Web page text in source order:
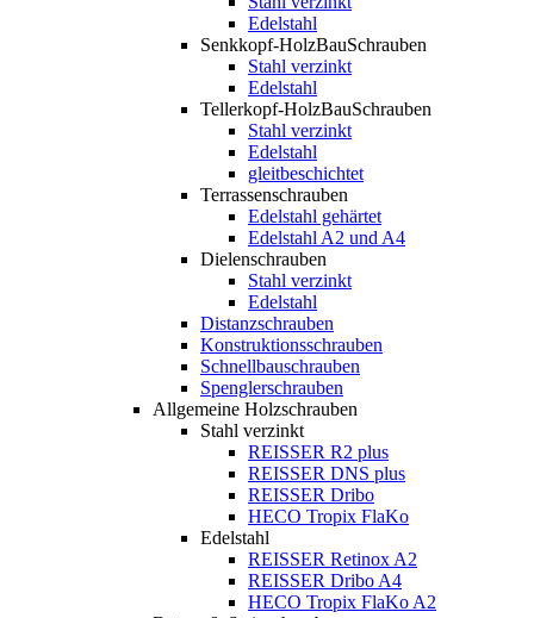
Edelstahl
Senkkopf-HolzBauSchrauben
Stahl verzinkt
Edelstahl
Tellerkopf-HolzBauSchrauben
Stahl verzinkt
Edelstahl
gleitbeschichtet
Terrassenschrauben
Edelstahl gehärtet
Edelstahl A2 und A4
Dielenschrauben
Stahl verzinkt
Edelstahl
Distanzschrauben
Konstruktionsschrauben
Schnellbauschrauben
Spenglerschrauben
Allgemeine Holzschrauben
Stahl verzinkt
REISSER R2 plus
REISSER DNS plus
REISSER Dribo
HECO Tropix FlaKo
Edelstahl
REISSER Retinox A2
REISSER Dribo A4
HECO Tropix FlaKo A2